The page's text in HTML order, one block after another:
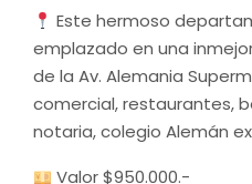
Este hermoso
emplazado en una
de la Av. Alemania
comercial, restaurantes,
notaria, colegio Alemán
Valor $950.000.-